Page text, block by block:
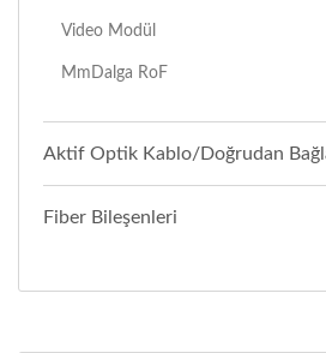
Video Modül
MmDalga RoF
Aktif Optik Kablo/Doğrudan
Fiber Bileşenleri